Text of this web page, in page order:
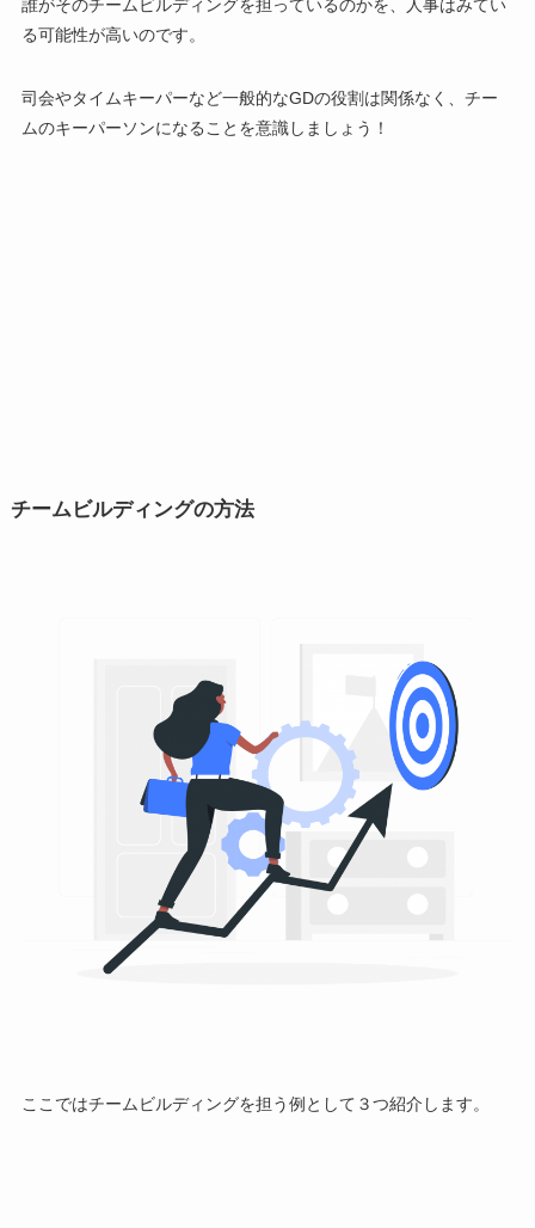
誰がそのチームビルディングを担っているのかを、人事はみてい
る可能性が高いのです。
司会やタイムキーパーなど一般的なGDの役割は関係なく、 チー
ムのキーパーソンになることを意識しましょう！
チームビルディングの方法
ここではチームビルディングを担う例として ３つ紹介します。